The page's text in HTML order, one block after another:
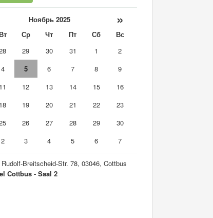
Ноябрь 2025 »
Ср Чт Пт Сб
Вс
29 30 31 1
2
4 5 6 7 8
9
11 12 13 14 15
16
18 19 20 21 22
23
26 27 28 29
30
2 3 4 5 6 7
Rudolf-Breitscheid-Str. 78, 03046, Cottbus
Cottbus - Saal 2